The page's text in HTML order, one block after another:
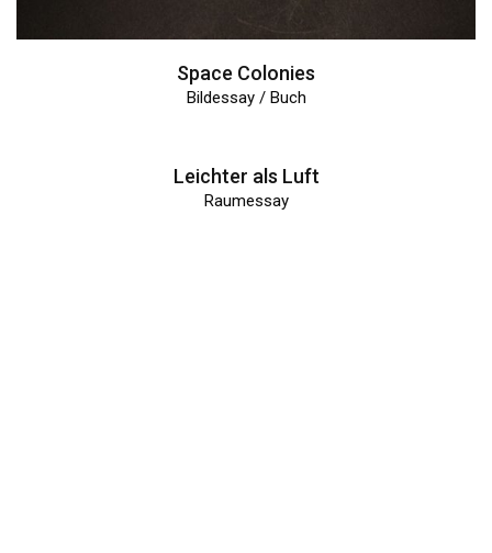
Space Colonies
Bildessay / Buch
Leichter als Luft
Raumessay